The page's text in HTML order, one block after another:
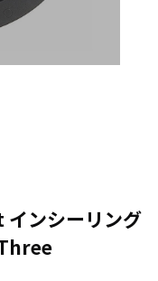
インシーリング